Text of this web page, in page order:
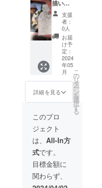
描いた
1.000枚
の似顔
絵のコ
ピー ・
数十点
・A４サ
イズ ・
シャー
ペン
鉛筆
クレヨ
ン 筆
色鉛
筆
チョー
ク等
3,000円
の支援
者様 ご
支援者
様の似
顔絵を
支援
者：
0人
お届
け予
定：
2024
年05
月
詳細を見る
こ
の
リ
タ
ー
ン
を
選
択
す
る
このプロ
ジェクト
は、 All-In方
式です。
目標金額に
関わらず、